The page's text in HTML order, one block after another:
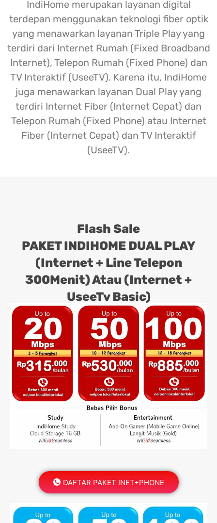
IndiHome merupakan layanan digital
terdepan menggunakan teknologi fiber optik
yang menawarkan layanan Triple Play yang
terdiri dari Internet Rumah (Fixed Broadband
Internet), Telepon Rumah (Fixed Phone) dan
TV Interaktif (UseeTV). Karena itu, IndiHome
juga menawarkan layanan Dual Play yang
terdiri Internet Fiber (Internet Cepat) dan
Telepon Rumah (Fixed Phone) atau Internet
Fiber (Internet Cepat) dan TV Interaktif
(UseeTV).
Flash Sale
PAKET INDIHOME DUAL PLAY
(Internet + Line Telepon
300Menit) Atau (Internet +
UseeTv Basic)
DAFTAR PAKET INET+PHONE